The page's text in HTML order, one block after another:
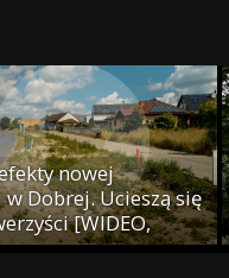
nowej
Dobrej. Ucieszą się
[WIDEO,